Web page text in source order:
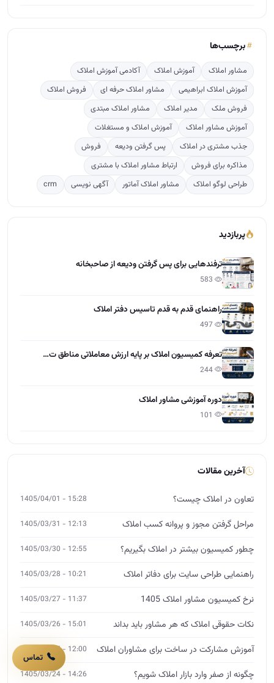
برچسب‌ها
مشاور املاک آموزش املاک
آکادمی آموزش املاک
آموزش املاک ابراهیمی
مشاور املاک حرفه ای
فروش املاک
فروش ملک
مدیر املاک
مشاور املاک مبتدی
آموزش مشاور املاک
آموزش املاک و مستغلات
جذب مشتری در املاک
پس گرفتن ودیعه
فروش
مذاکره برای فروش
ارتباط مشاور املاک با مشتری
طراحی لوگو املاک
مشاور املاک آماتور آگهی نویسی crm
پربازدید
ترفندهایی برای پس گرفتن ودیعه از صاحبخانه
راهنمای قدم به قدم تاسیس دفتر املاک
تعرفه کمیسیون املاک بر پایه ارزش معاملاتی مناطق ت…
دوره آموزشی مشاور املاک
آخرین مقالات
تعاون در املاک چیست؟ 15:28 - 1405/04/01
مراحل گرفتن مجوز و پروانه کسب املاک 12:13 - 1405/03/31
چطور کمیسیون بیشتر در املاک بگیریم؟ 12:55 - 1405/03/30
راهنمایی طراحی سایت برای دفاتر املاک 10:21 - 1405/03/28
نرخ کمیسیون مشاور املاک 1405 11:37 - 1405/03/27
نکات حقوقی املاک که هر مشاور باید بداند 15:01 - 1405/03/26
آموزش مشارکت در ساخت برای مشاوران املاک 12:00 - 1405/03/25
چگونه از صفر وارد بازار املاک شویم؟ 14:26 - 1405/03/24
تماس